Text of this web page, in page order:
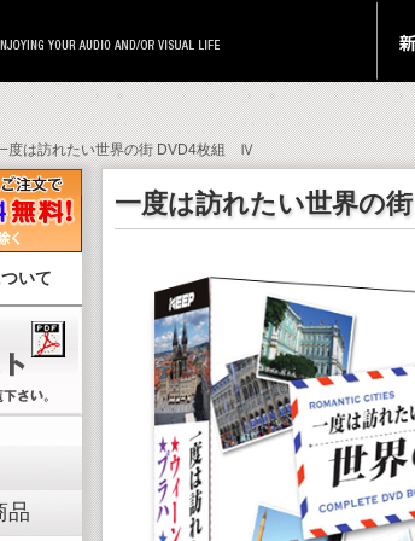
度は訪れたい世界の街 DVD4枚組 Ⅳ
いて
品
一度は訪れたい世界の